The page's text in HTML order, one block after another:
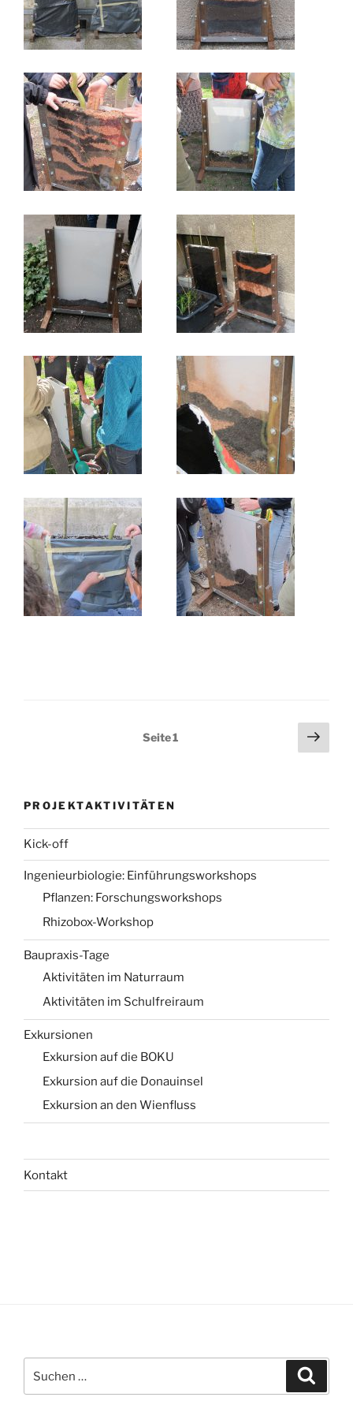
Seitennummerierung
Seite1
PROJEKTAKTIVITÄTEN
Kick-off
Ingenieurbiologie: Einführungsworkshops
Pflanzen: Forschungsworkshops
Rhizobox-Workshop
Baupraxis-Tage
Aktivitäten im Naturraum
Aktivitäten im Schulfreiraum
Exkursionen
Exkursion auf die BOKU
Exkursion auf die Donauinsel
Exkursion an den Wienfluss
Kontakt
nach: